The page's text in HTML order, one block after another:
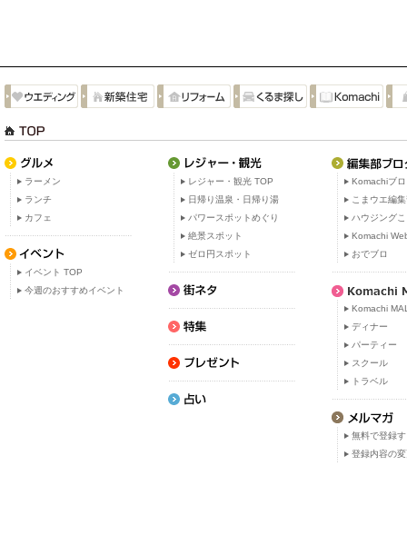
ラーメン
ランチ
カフェ
イベント TOP
今週のおすすめイベント
レジャー・観光 TOP
日帰り温泉・日帰り湯
パワースポットめぐり
絶景スポット
ゼロ円スポット
Komachiブ
こまウエ編
ハウジング
Komachi
おでブロ
Komachi
ディナー
パーティー
スクール
トラベル
無料で登録
登録内容の